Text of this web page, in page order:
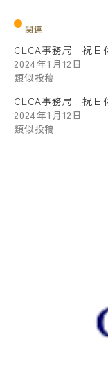
関連
CLCA事務局 祝日
2024年1月12日
類似投稿
CLCA事務局 祝日
2024年1月12日
類似投稿